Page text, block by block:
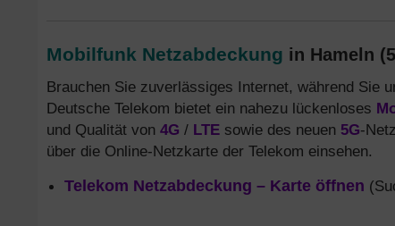
Mobilfunk Netzabdeckung in Hameln
Brauchen Sie zuverlässiges Internet, während Sie
Deutsche Telekom bietet ein nahezu lückenloses
und Qualität von 4G / LTE sowie des neuen 5G-
über die Online-Netzkarte der Telekom einsehen.
Telekom Netzabdeckung – Karte öffnen